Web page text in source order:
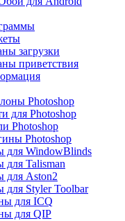
загрузки
приветствия
Photoshop
для Photoshop
Photoshop
Photoshop
для WindowBlinds
для Talisman
для Aston2
для Styler Toolbar
для ICQ
для QIP